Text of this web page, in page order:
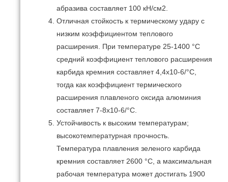
абразива составляет 100 кН/см2.
Отличная стойкость к термическому удару с
низким коэффициентом теплового
расширения. При температуре 25-1400 °С
средний коэффициент теплового расширения
карбида кремния составляет 4,4х10-6/°С,
тогда как коэффициент термического
расширения плавленого оксида алюминия
составляет 7-8х10-6/°С.
Устойчивость к высоким температурам;
высокотемпературная прочность.
Температура плавления зеленого карбида
кремния составляет 2600 °С, а максимальная
рабочая температура может достигать 1900